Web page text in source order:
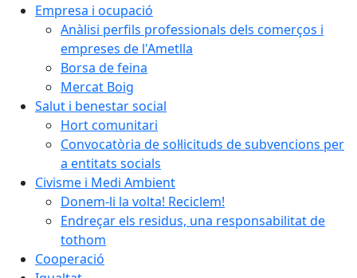
Empresa i ocupació
Anàlisi perfils professionals dels comerços i
empreses de l'Ametlla
Borsa de feina
Mercat Boig
Salut i benestar social
Hort comunitari
Convocatòria de sol·licituds de subvencions per
a entitats socials
Civisme i Medi Ambient
Donem-li la volta! Reciclem!
Endreçar els residus, una responsabilitat de
tothom
Cooperació